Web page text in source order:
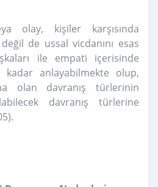
olay, kişiler karşısında
de ussal vicdanını esas
ile empati içerisinde
anlayabilmekte olup,
olan davranış türlerinin
davranış türlerine